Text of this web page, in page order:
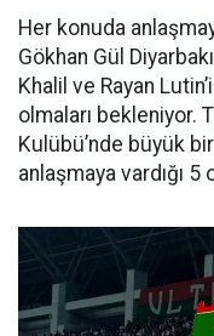
Her konuda
Gökhan Gül
Khalil ve Rayan
olmaları bekleniyor.
Kulübü’nde büyük
anlaşmaya vardığı